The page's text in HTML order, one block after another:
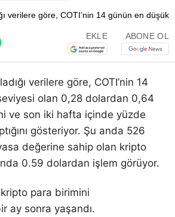
EKLE ABONE OL
verilere göre, COTI’nin 14
olan 0,28 dolardan 0,64
ve son iki hafta içinde yüzde
gösteriyor. Şu anda 526
değerine sahip olan kripto
0.59 dolardan işlem görüyor.
para birimini
ay sonra yaşandı.